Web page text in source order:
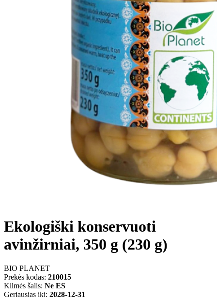
Ekologiški konservuoti
avinžirniai, 350 g (230 g)
BIO PLANET
Prekės kodas: 210015
Kilmės šalis: Ne ES
Geriausias iki: 2028-12-31